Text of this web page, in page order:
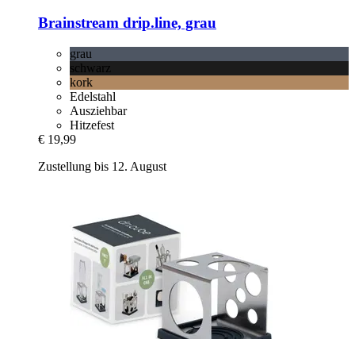
Brainstream drip.line, grau
grau
schwarz
kork
Edelstahl
Ausziehbar
Hitzefest
€ 19,99
Zustellung bis 12. August